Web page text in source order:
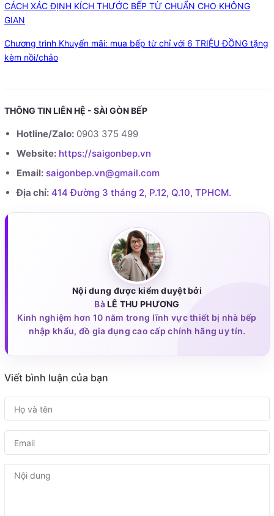
CÁCH XÁC ĐỊNH KÍCH THƯỚC BẾP TỪ CHUẨN CHO KHÔNG
GIAN
Chương trình Khuyến mãi: mua bếp từ chỉ với 6 TRIỆU ĐỒNG tặng
kèm nồi/chảo
THÔNG TIN LIÊN HỆ - SÀI GÒN BẾP
Hotline/Zalo: 0903 375 499
Website: https://saigonbep.vn
Email: saigonbep.vn@gmail.com
Địa chỉ: 414 Đường 3 tháng 2, P.12, Q.10, TPHCM.
Nội dung được kiểm duyệt bởi
BàLÊ THU PHƯƠNG
Kinh nghiệm hơn 10 năm trong lĩnh vực thiết bị nhà bếp
nhập khẩu, đồ gia dụng cao cấp chính hãng uy tín.
Viết bình luận của bạn